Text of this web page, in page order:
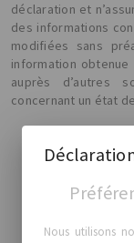
déclaration et
des informations
modifiées sans
information
auprès d’autres
concernant un état
Nous utilisons